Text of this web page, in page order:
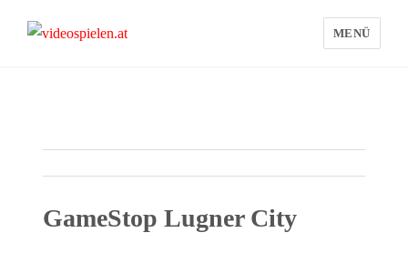
MENÜ
GameStop Lugner City